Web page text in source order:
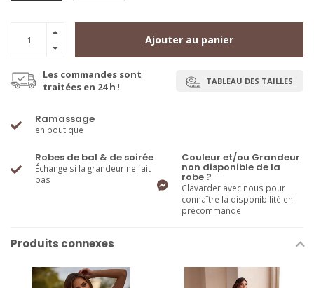
Ajouter au panier
Les commandes sont
traitées en 24 h !
TABLEAU DES TAILLES
Ramassage
en boutique
Robes de bal & de soirée
Échange si la grandeur ne fait
pas
Couleur et/ou Grandeur
non disponible de la
robe ?
Clavarder avec nous pour
connaître la disponibilité en
précommande
Produits connexes